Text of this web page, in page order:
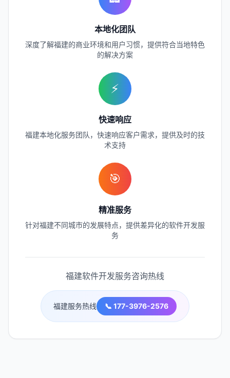
本地化团队
深度了解福建的商业环境和用户习惯，提供符合当地特色
的解决方案
⚡
快速响应
福建本地化服务团队，快速响应客户需求，提供及时的技
术支持
🎯
精准服务
针对福建不同城市的发展特点，提供差异化的软件开发服
务
福建软件开发服务咨询热线
福建服务热线 📞 177-3976-2576